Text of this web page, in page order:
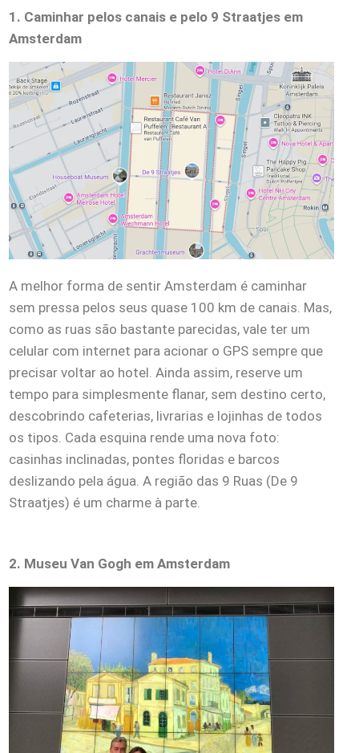
1. Caminhar pelos canais e pelo 9 Straatjes em
Amsterdam
A melhor forma de sentir Amsterdam é caminhar
sem pressa pelos seus quase 100 km de canais. Mas,
como as ruas são bastante parecidas, vale ter um
celular com internet para acionar o GPS sempre que
precisar voltar ao hotel. Ainda assim, reserve um
tempo para simplesmente flanar, sem destino certo,
descobrindo cafeterias, livrarias e lojinhas de todos
os tipos. Cada esquina rende uma nova foto:
casinhas inclinadas, pontes floridas e barcos
deslizando pela água. A região das 9 Ruas (De 9
Straatjes) é um charme à parte.
2. Museu Van Gogh em Amsterdam